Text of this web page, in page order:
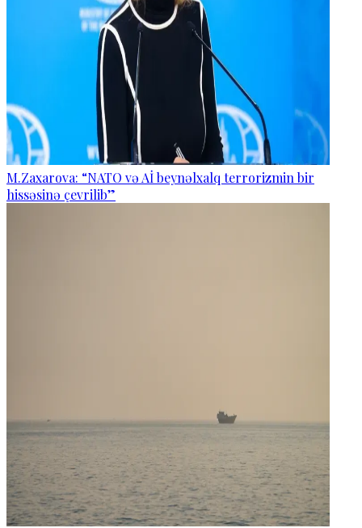
M.Zaxarova: “NATO və Aİ beynəlxalq terrorizmin bir
hissəsinə çevrilib”